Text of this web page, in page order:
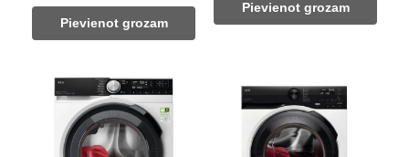
was:
735,00 €.
Pievienot grozam
589,00 €.
Pievienot grozam